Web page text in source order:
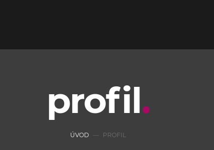
profil
ÚVOD PROFIL